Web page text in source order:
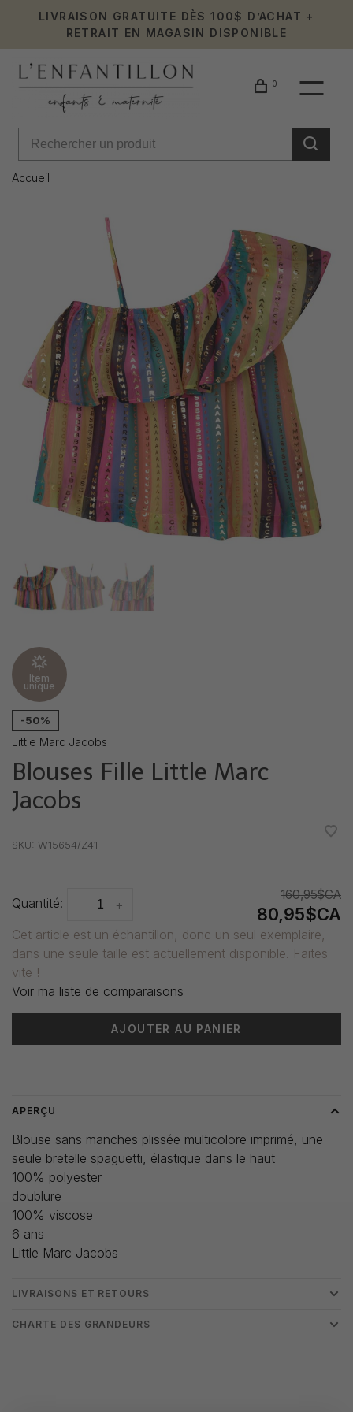
LIVRAISON GRATUITE DÈS 100$ D’ACHAT +
RETRAIT EN MAGASIN DISPONIBLE
0
Accueil
Item
unique
-50%
Little Marc Jacobs
Blouses Fille Little Marc
Jacobs
SKU: W15654/Z41
Quantité: +
-
160,95$CA
80,95$CA
Cet article est un échantillon, donc un seul exemplaire,
dans une seule taille est actuellement disponible. Faites
vite !
Voir ma liste de comparaisons
AJOUTER AU PANIER
APERÇU
Blouse sans manches plissée multicolore imprimé, une
seule bretelle spaguetti, élastique dans le haut
100% polyester
doublure
100% viscose
6 ans
Little Marc Jacobs
LIVRAISONS ET RETOURS
CHARTE DES GRANDEURS